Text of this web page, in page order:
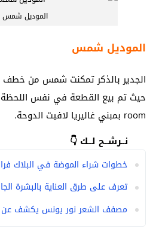
الموديل شمس
الموديل شمس
الجدير بالذكر تمكنت شمس من خطف
room بمبني غاليريا لافيت الدوحة.
نــرشــح لــك 👇
خطوات شراء الموضة في البلاك
تعرف على طرق العناية بالبشرة
مصفف الشعر نور يونس يكشف عن